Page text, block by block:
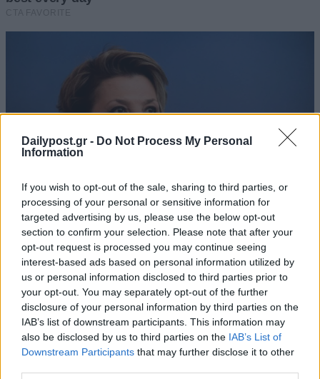
Dailypost.gr - Do Not Process My Personal
Information
If you wish to opt-out of the sale, sharing to third parties, or
processing of your personal or sensitive information for
targeted advertising by us, please use the below opt-out
section to confirm your selection. Please note that after your
opt-out request is processed you may continue seeing
interest-based ads based on personal information utilized by
us or personal information disclosed to third parties prior to
your opt-out. You may separately opt-out of the further
disclosure of your personal information by third parties on the
IAB’s list of downstream participants. This information may
also be disclosed by us to third parties on the IAB’s List of
Downstream Participants that may further disclose it to other